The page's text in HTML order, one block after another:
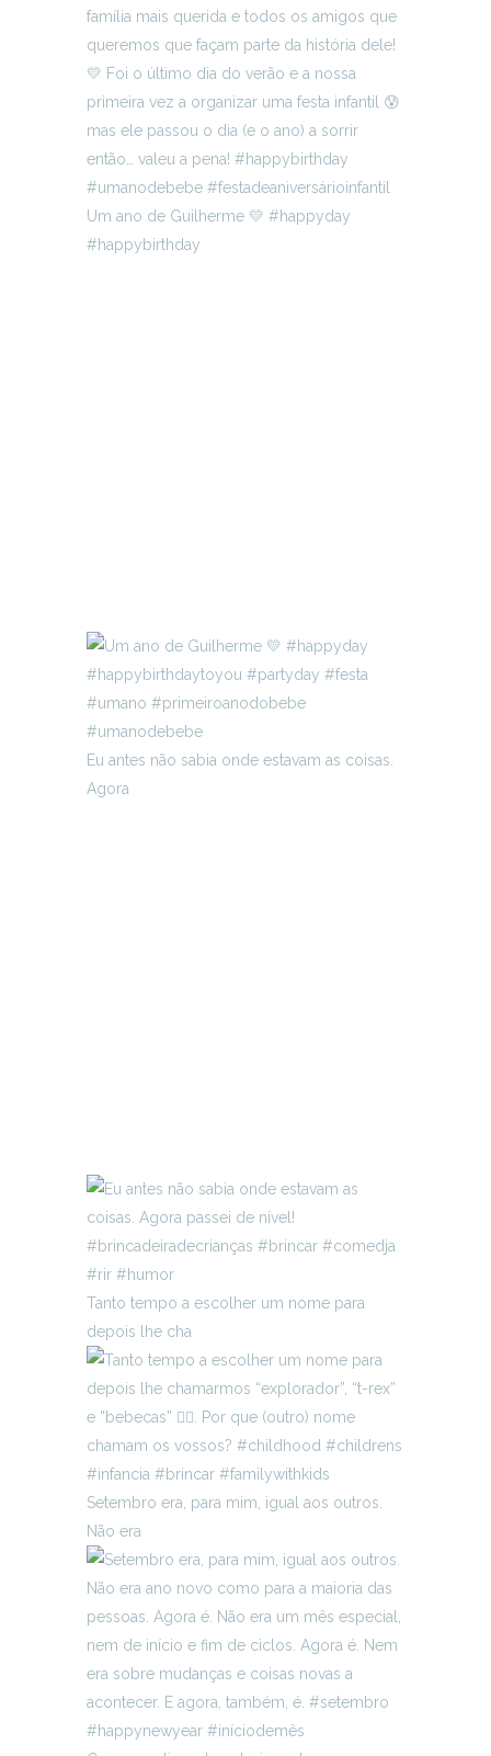
Um ano de Guilherme 💛 #happyday
#happybirthday
Eu antes não sabia onde estavam as coisas.
Agora
Tanto tempo a escolher um nome para
depois lhe cha
Setembro era, para mim, igual aos outros.
Não era